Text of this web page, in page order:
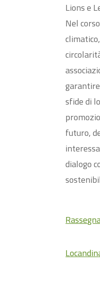
Lions e
Nel
sfide di
futuro,
dialogo
Locandin